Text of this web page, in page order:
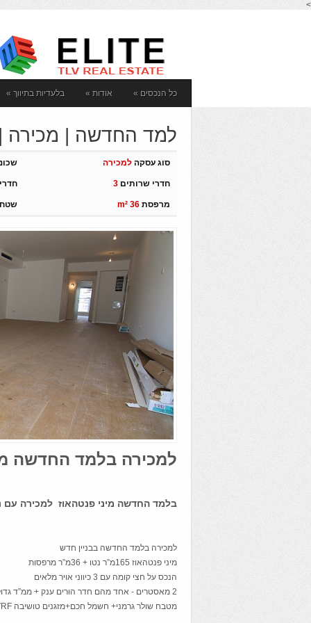
>
כל הנכסים » אודות » בלעדיות בתיווך »
למד החדשה | מכירה | 4
סוג עסקה למכירה
חדרי שרותים 3
מרפסת m² 36
למכירה בלמד החדשה מיני
בלמד החדשה מיני פנטהאוז למכירה עם
למכירה בלמד החדשה בבניין חדש
מיני פנטהאוז 165מ”ר נטו + 36מ”ר מרפסות
הנכס על חצי קומה עם 3 כיווני אויר מלאים
2 מאסטרים - אחד מהם חדר הורים ענק + ממ”ד גדול כחדר ארונות . דירה משודרגת ברמה גבוהה
מטבח שולר גרמני+ חשמל חכם+מזגנים טושיבה VRF , בכל הדירה פרקט אוסטרי +ברזים גרוהה